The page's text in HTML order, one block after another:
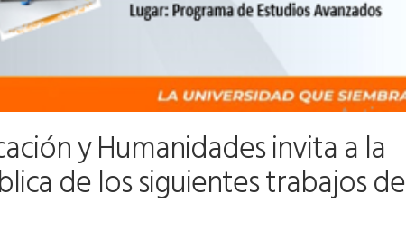
y Humanidades invita a la
de los siguientes trabajos de